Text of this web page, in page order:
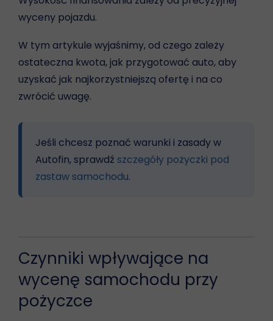
wyceny pojazdu.
W tym artykule wyjaśnimy, od czego zależy
ostateczna kwota, jak przygotować auto, aby
uzyskać jak najkorzystniejszą ofertę i na co
zwrócić uwagę.
Jeśli chcesz poznać warunki i zasady w
Autofin, sprawdź szczegóły pożyczki pod
zastaw samochodu.
Czynniki wpływające na
wycenę samochodu przy
pożyczce